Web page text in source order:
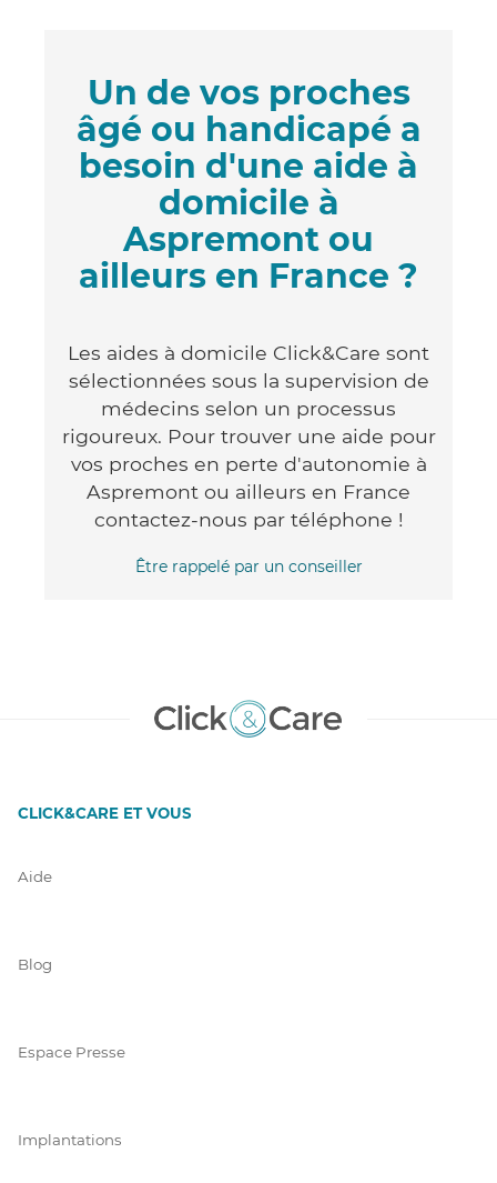
Un de vos proches
âgé ou handicapé a
besoin d'une aide à
domicile à
Aspremont ou
ailleurs en France ?
Les aides à domicile Click&Care sont
sélectionnées sous la supervision de
médecins selon un processus
rigoureux. Pour trouver une aide pour
vos proches en perte d'autonomie à
Aspremont ou ailleurs en France
contactez-nous par téléphone !
Être rappelé par un conseiller
CLICK&CARE ET VOUS
Aide
Blog
Espace Presse
Implantations